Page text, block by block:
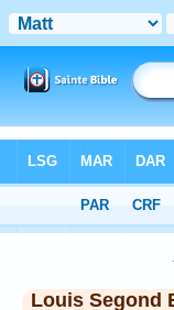
> Matthieu 7
Louis Segond